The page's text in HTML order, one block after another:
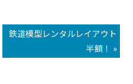
鉄道模型レンタルレイアウト
半額！ »